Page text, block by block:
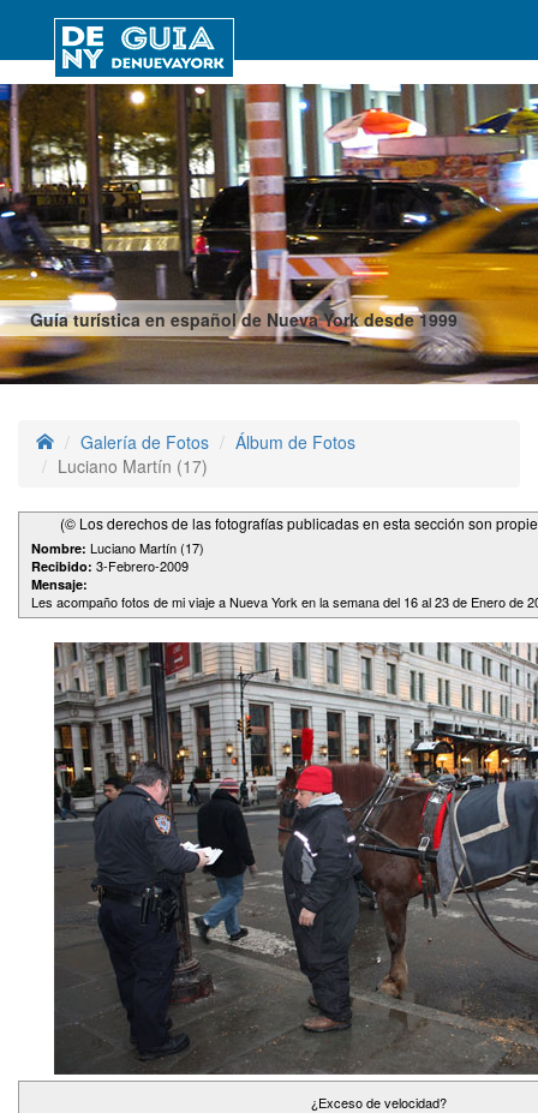
Guía turística en español de Nueva York desde 1999
Galería de Fotos
Álbum de Fotos
Luciano Martín (17)
(© Los derechos de las fotografías publicadas en esta sección son
Nombre: Luciano Martín (17)
Recibido: 3-Febrero-2009
Mensaje:
Les acompaño fotos de mi viaje a Nueva York en la semana del 16 al 23 de Enero de
¿Exceso de velocidad?